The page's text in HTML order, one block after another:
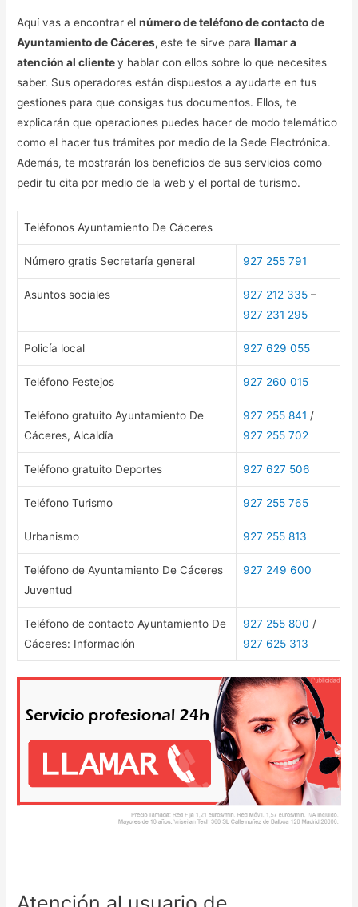
Aquí vas a encontrar elnúmero de teléfono de contacto de
Ayuntamiento de Cáceres,este te sirve parallamar a
atención al clientey hablar con ellos sobre lo que necesites
saber. Sus operadores están dispuestos a ayudarte en tus
gestiones para que consigas tus documentos. Ellos, te
explicarán que operaciones puedes hacer de modo telemático
como el hacer tus trámites por medio de la Sede Electrónica.
Además, te mostrarán los beneficios de sus servicios como
pedir tu cita por medio de la web y el portal de turismo.
Teléfonos Ayuntamiento De Cáceres
Número gratis Secretaría general 927 255 791
Asuntos sociales 927 212 335 –
927 231 295
Policía local 927 629 055
Teléfono Festejos 927 260 015
Teléfono gratuito Ayuntamiento De
Cáceres, Alcaldía
927 255 841 /
927 255 702
Teléfono gratuito Deportes 927 627 506
Teléfono Turismo 927 255 765
Urbanismo 927 255 813
Teléfono de Ayuntamiento De Cáceres
Juventud
927 249 600
Teléfono de contacto Ayuntamiento De
Cáceres: Información
927 255 800 /
927 625 313